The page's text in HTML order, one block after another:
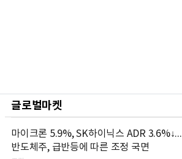
글로벌마켓
마이크론 5.9%, SK하이닉스 ADR 3.6%↓...
반도체주, 급반등에 따른 조정 국면